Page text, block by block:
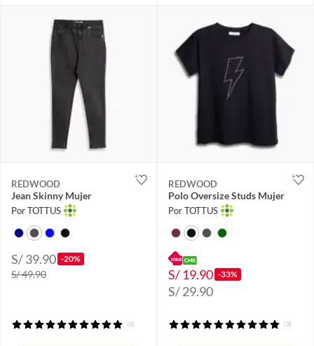
REDWOOD
Jean Skinny Mujer
Por TOTTUS
S/ 39.90 -20%
S/ 49.90
(6)
REDWOOD
Polo Oversize Studs Mujer
Por TOTTUS
S/ 19.90 -33%
S/ 29.90
(3)